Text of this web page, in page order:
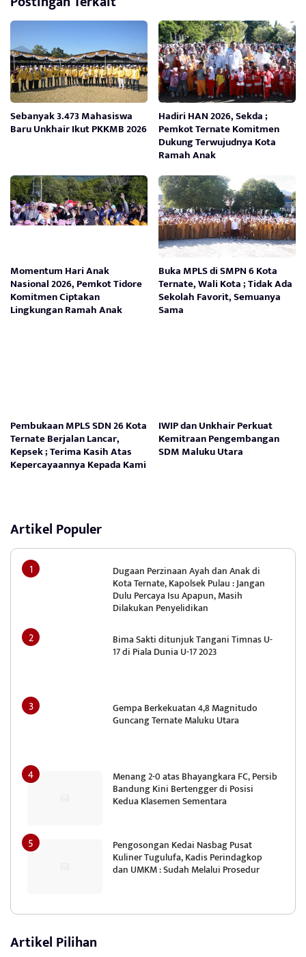
Sebanyak 3.473 Mahasiswa
Baru Unkhair Ikut PKKMB 2026
Hadiri HAN 2026, Sekda ;
Pemkot Ternate Komitmen
Dukung Terwujudnya Kota
Ramah Anak
Momentum Hari Anak
Nasional 2026, Pemkot Tidore
Komitmen Ciptakan
Lingkungan Ramah Anak
Buka MPLS di SMPN 6 Kota
Ternate, Wali Kota ; Tidak Ada
Sekolah Favorit, Semuanya
Sama
Pembukaan MPLS SDN 26 Kota
Ternate Berjalan Lancar,
Kepsek ; Terima Kasih Atas
Kepercayaannya Kepada Kami
IWIP dan Unkhair Perkuat
Kemitraan Pengembangan
SDM Maluku Utara
Artikel Populer
Dugaan Perzinaan Ayah dan Anak di
Kota Ternate, Kapolsek Pulau : Jangan
Dulu Percaya Isu Apapun, Masih
Dilakukan Penyelidikan
Bima Sakti ditunjuk Tangani Timnas U-
17 di Piala Dunia U-17 2023
Gempa Berkekuatan 4,8 Magnitudo
Guncang Ternate Maluku Utara
Menang 2-0 atas Bhayangkara FC, Persib
Bandung Kini Bertengger di Posisi
Kedua Klasemen Sementara
Pengosongan Kedai Nasbag Pusat
Kuliner Tugulufa, Kadis Perindagkop
dan UMKM : Sudah Melalui Prosedur
Artikel Pilihan